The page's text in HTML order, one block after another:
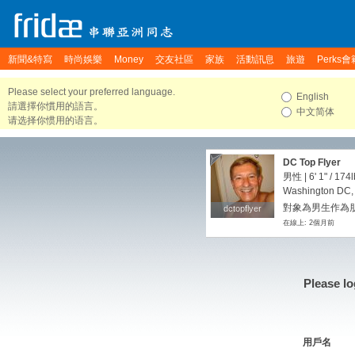
新聞&特寫 時尚娛樂 Money 交友社區 家族 活動訊息 旅遊 Perks會
Please select your preferred language.
請選擇你慣用的語言。
请选择你惯用的语言。
English
中文简体
dctopflyer
dctopflyer
DC Top Flyer
男性 | 6' 1" /
Washington
對象為男生作為
在線上: 2個月前
Please
用戶名